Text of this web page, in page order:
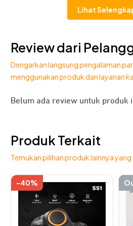
ringkas untuk kenyamanan
untuk kamu yang suka
Lihat
Review dari
Dengarkan langsung pengalaman
menggunakan produk dan layanan
Belum ada review untuk produk
Produk Terkait
Temukan pilihan produk lainnya yang
-40% -